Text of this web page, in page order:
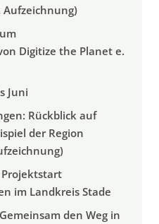
Digitize the Planet e.
Juni
Rückblick auf
der Region
im Landkreis Stade
den Weg in